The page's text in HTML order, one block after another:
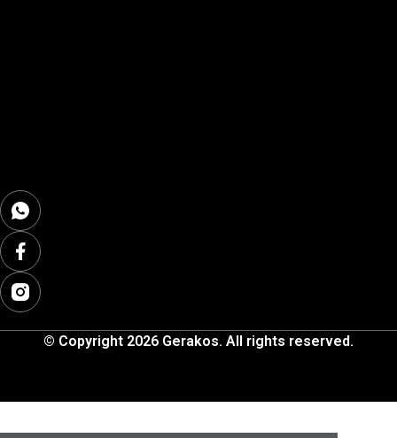
© Copyright 2026 Gerakos. All rights reserved.